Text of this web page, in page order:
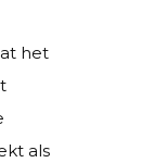
het
als